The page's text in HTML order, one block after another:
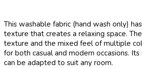
This washable fabric (hand wash only)
texture that creates a relaxing space.
texture and the mixed feel of multiple
for both casual and modern occasions.
can be adapted to suit any room.